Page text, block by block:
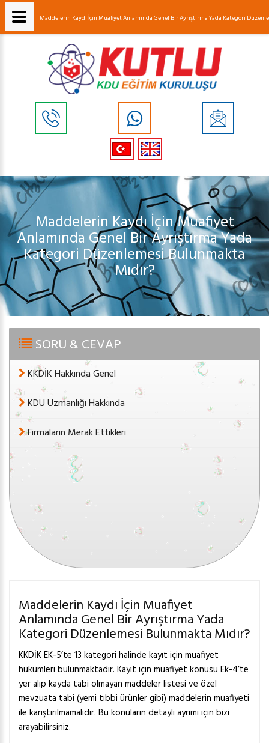
Maddelerin Kaydı İçin Muafiyet
Anlamında Genel Bir Ayrıştırma Yada
Kategori Düzenlemesi Bulunmakta
Mıdır?
SORU & CEVAP
KKDİK Hakkında Genel
KDU Uzmanlığı Hakkında
Firmaların Merak Ettikleri
Maddelerin Kaydı İçin Muafiyet
Anlamında Genel Bir Ayrıştırma Yada
Kategori Düzenlemesi Bulunmakta Mıdır?
KKDİK EK-5’te 13 kategori halinde kayıt için muafiyet
hükümleri bulunmaktadır. Kayıt için muafiyet konusu Ek-4’te
yer alıp kayda tabi olmayan maddeler listesi ve özel
mevzuata tabi (yemi tıbbi ürünler gibi) maddelerin muafiyeti
ile karıştırılmamalıdır. Bu konuların detaylı ayrımı için bizi
arayabilirsiniz.
Maddelerin Kaydı İçin Muafiyet Anlamında Genel Bir Ayrıştırma Yada Kategori